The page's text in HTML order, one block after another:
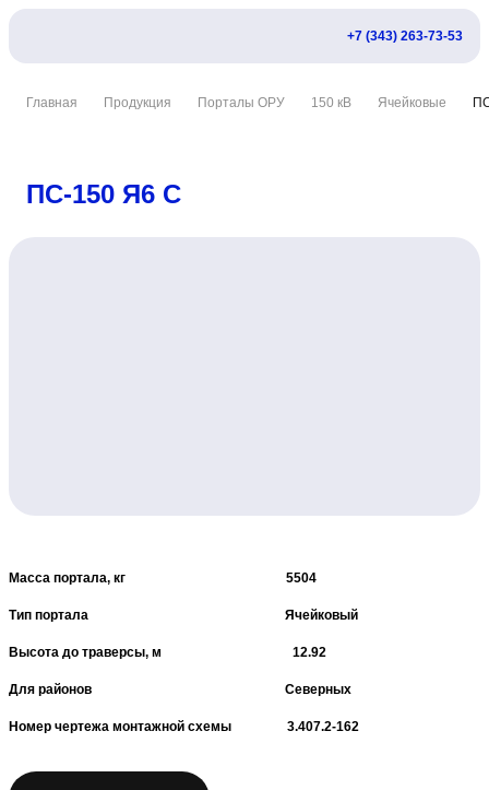
+7 (343) 263-73-53
Главная Продукция Порталы ОРУ 150 кВ Ячейковые
ПС-150 Я6 С
Масса портала, кг 5504
Тип портала Ячейковый
Высота до траверсы, м 12.92
Для районов Северных
Номер чертежа монтажной схемы 3.407.2-162